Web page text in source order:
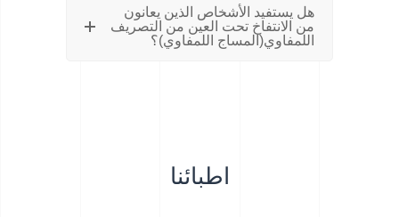
هل يستفيد الأشخاص الذين يعانون
من الانتفاخ تحت العين من التصريف
اللمفاوي(المساج اللمفاوي)؟
اطبائنا